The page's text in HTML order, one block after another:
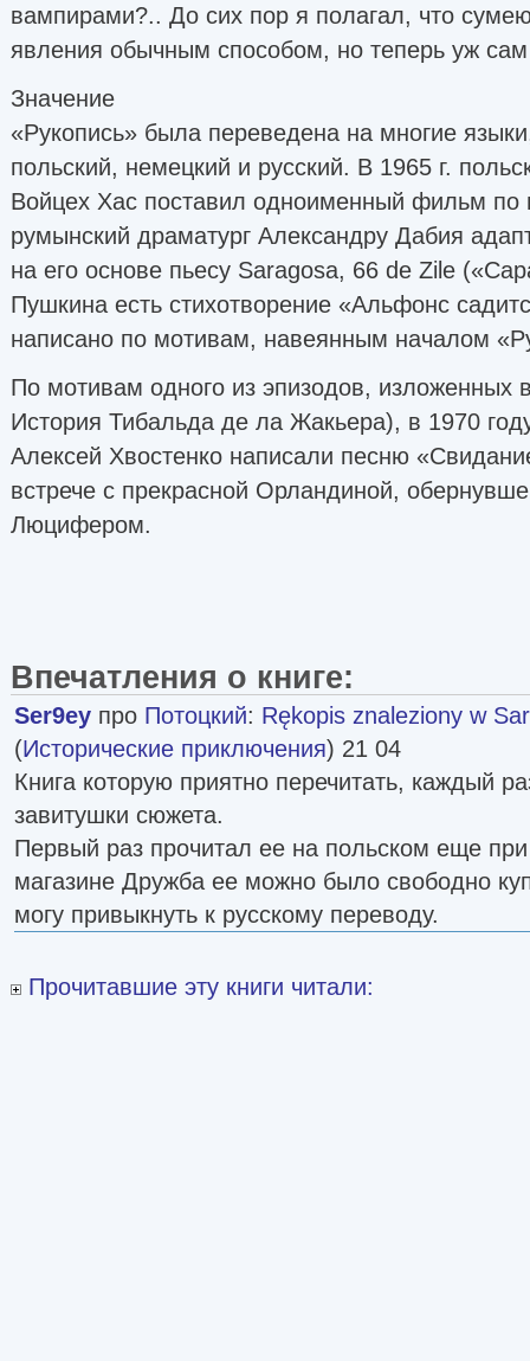
вампирами?.. До сих пор я полагал, что
явления обычным способом, но теперь уж
Значение
«Рукопись» была переведена на многие
польский, немецкий и русский. В 1965 г.
Войцех Хас поставил одноименный фильм
румынский драматург Александру Дабия
на его основе пьесу Saragosa, 66 de Zile
Пушкина есть стихотворение «Альфонс
написано по мотивам, навеянным началом
По мотивам одного из эпизодов, изложенных
История Тибальда де ла Жакьера), в 1970
Алексей Хвостенко написали песню
встрече с прекрасной Орландиной,
Люцифером.
Впечатления о книге:
Ser9ey про Потоцкий: Rękopis znaleziony w
(Исторические приключения) 21 04
Книга которую приятно перечитать, каждый
завитушки сюжета.
Первый раз прочитал ее на польском еще при
магазине Дружба ее можно было свободно
могу привыкнуть к русскому переводу.
Прочитавшие эту книги читали: